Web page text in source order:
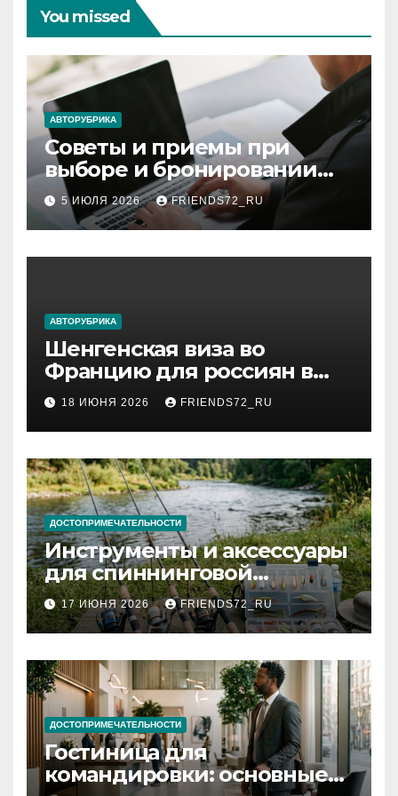
You missed
АВТОРУБРИКА
Советы и приемы при
выборе и бронировании
авиабилетов
5 ИЮЛЯ 2026 FRIENDS72_RU
АВТОРУБРИКА
Шенгенская виза во
Францию для россиян в
2026 году: сроки от 3 дней
и список необходимых
документов
18 ИЮНЯ 2026 FRIENDS72_RU
ДОСТОПРИМЕЧАТЕЛЬНОСТИ
Инструменты и аксессуары
для спиннинговой
рыбалки: назначение и
типы
17 ИЮНЯ 2026 FRIENDS72_RU
ДОСТОПРИМЕЧАТЕЛЬНОСТИ
Гостиница для
командировки: основные